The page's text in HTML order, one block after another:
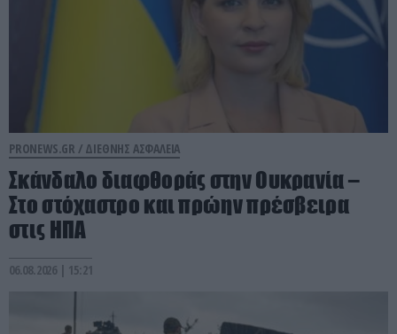
PRONEWS.GR / ΔΙΕΘΝΗΣ ΑΣΦΑΛΕΙΑ
Σκάνδαλο διαφθοράς στην Ουκρανία –
Στο στόχαστρο και πρώην πρέσβειρα
στις ΗΠΑ
06.08.2026 | 15:21